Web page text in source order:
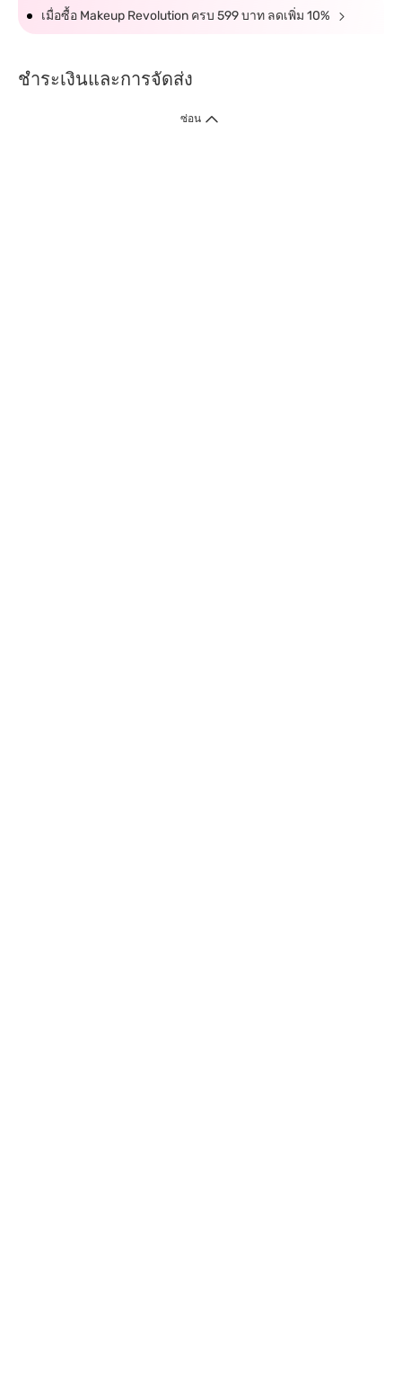
เมื่อซื้อ Makeup Revolution ครบ 599 บาท ลดเพิ่ม 10%
ชำระเงินและการจัดส่ง
ซ่อน